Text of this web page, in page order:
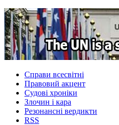
Справи всесвітні
Правовий акцент
Судові хроніки
Злочин і кара
Резонансні вердикти
RSS